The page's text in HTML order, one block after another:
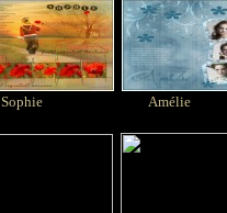
Sophie Amélie